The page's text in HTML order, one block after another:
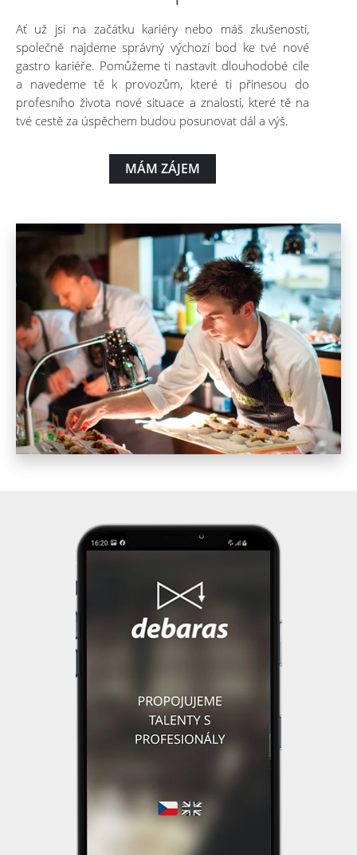
Ať už jsi na začátku kariéry nebo máš zkušenosti,
společně najdeme správný výchozí bod ke tvé nové
gastro kariéře. Pomůžeme ti nastavit dlouhodobé cíle
a navedeme tě k provozům, které ti přinesou do
profesního života nové situace a znalosti, které tě na
tvé cestě za úspěchem budou posunovat dál a výš.
MÁM ZÁJEM